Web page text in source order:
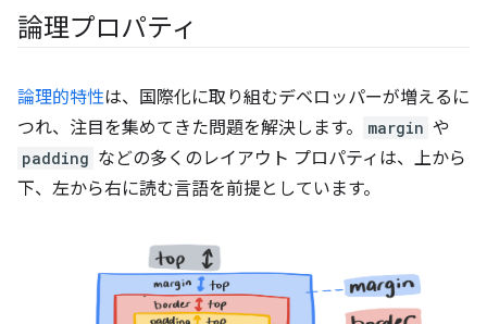
論理プロパティ
論理的特性は、国際化に取り組むデベロッパーが増えるに
つれ、注目を集めてきた問題を解決します。
margin や
padding などの多くのレイアウト プロパティは、上から
下、左から右に読む言語を前提としています。